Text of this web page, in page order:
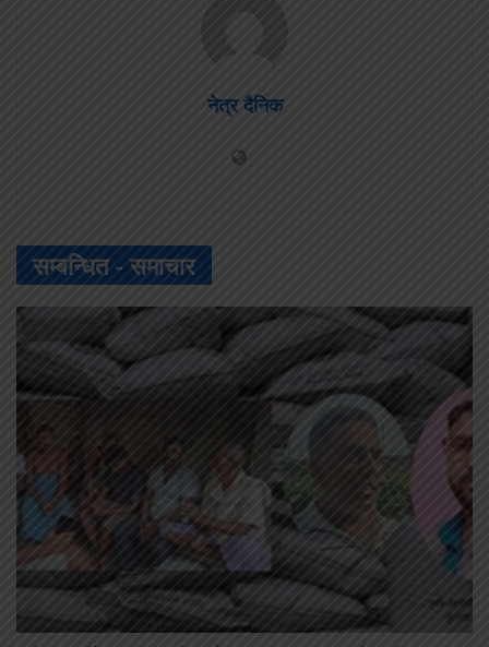
नेत्र दैनिक
सम्बन्धित - समाचार